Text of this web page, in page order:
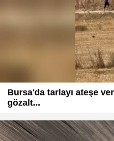
Bursa'da tarlayı ateşe
gözalt...